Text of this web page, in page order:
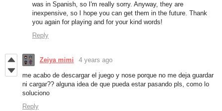
was in Spanish, so I'm really sorry. Anyway, they are
inexpensive, so I hope you can get them in the future. Thank
you again for playing and for your kind words!
Reply
Zeiya mimi 4 years ago
me acabo de descargar el juego y nose porque no me deja guardar
ni cargar?? alguna idea de que pueda estar pasando pls, como lo
soluciono
Reply